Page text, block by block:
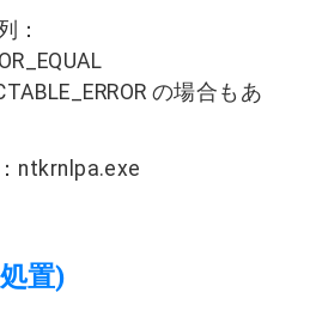
：
の場合もあ
ntkrnlpa.exe
置)